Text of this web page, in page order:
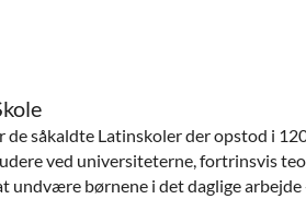
de såkaldte Latinskoler der opstod i
ved universiteterne, fortrinsvis
undvære børnene i det daglige